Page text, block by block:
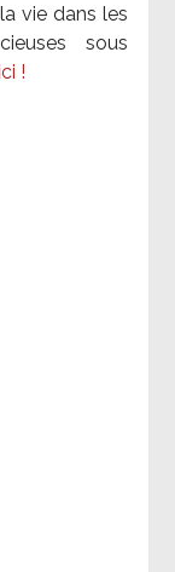
vie dans les
sous
!